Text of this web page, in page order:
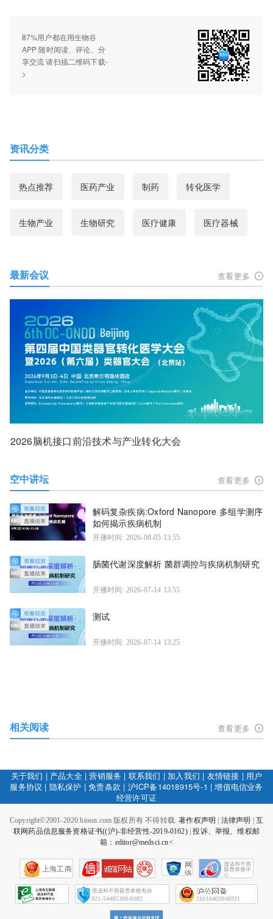
87%用户都在用生物谷
APP 随时阅读、评论、分
享交流 请扫描二维码下载-
>
资讯分类
热点推荐 医药产业 制药 转化医学
生物产业 生物研究 医疗健康 医疗器械
最新会议 查看更多
2026脑机接口前沿技术与产业转化大会
空中讲坛 查看更多
解码复杂疾病:Oxford Nanopore 多组学测序
如何揭示疾病机制
开播时间: 2026-08-05 13:55
肠菌代谢深度解析 菌群调控与疾病机制研究
开播时间: 2026-07-14 13:55
测试
开播时间: 2026-07-14 13:25
相关阅读 查看更多
关于我们 | 产品大全|营销服务 | 联系我们 | 加入我们 | 友情链接 | 用户
服务协议 | 隐私保护 |免责条款 | 沪ICP备14018915号-1 |增值电信业务
经营许可证
Copyright©2001-2020 bioon.com 版权所有 不得转载.著作权声明 | 法律声明 | 互
联网药品信息服务资格证书((沪)-非经营性-2019-0162)|投诉、举报、维权邮
箱：editor@medsci.cn<
上海工商
网
络
会
征
021-54485309-8082 31010402000321